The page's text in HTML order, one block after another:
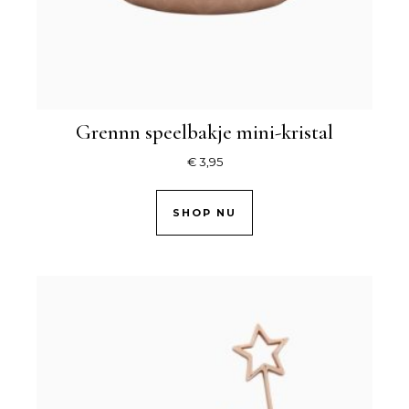
Grennn speelbakje mini-kristal
€3,95
SHOP NU